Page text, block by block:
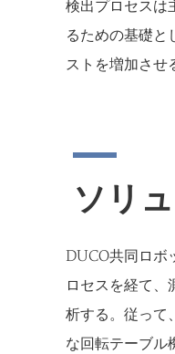
検出プロセスは
るための基礎と
ストを増加させ
ソリ
DUCO共同ロボ
ロセスを経て
析する。従って
な回転テーブル